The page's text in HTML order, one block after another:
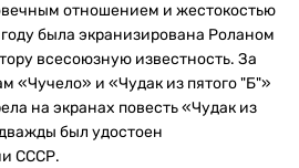
отношением и жестокостью
была экранизирована Роланом
всесоюзную известность. За
«Чучело» и «Чудак из пятого "Б"»
на экранах повесть «Чудак из
был удостоен
СССР.